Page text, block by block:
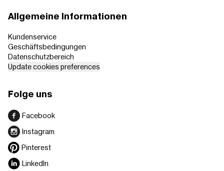
Allgemeine Informationen
Kundenservice
Geschäftsbedingungen
Datenschutzbereich
Update cookies preferences
Folge uns
Facebook
Instagram
Pinterest
LinkedIn